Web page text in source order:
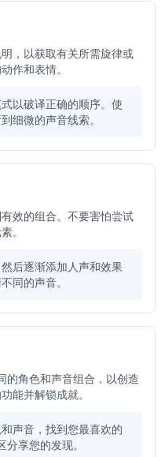
，以获取有关所需旋律或
作和表情。
以破译正确的顺序。使
细微的声音线索。
效的组合。不要害怕尝试
。
后逐渐添加人声和效果
同的声音。
的角色和声音组合，以创造
能并解锁成就。
声音，找到您最喜欢的
享您的发现。